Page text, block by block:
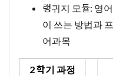
랭귀지 모듈: 영
이 쓰는 방법과
어과목
2 학기 과정